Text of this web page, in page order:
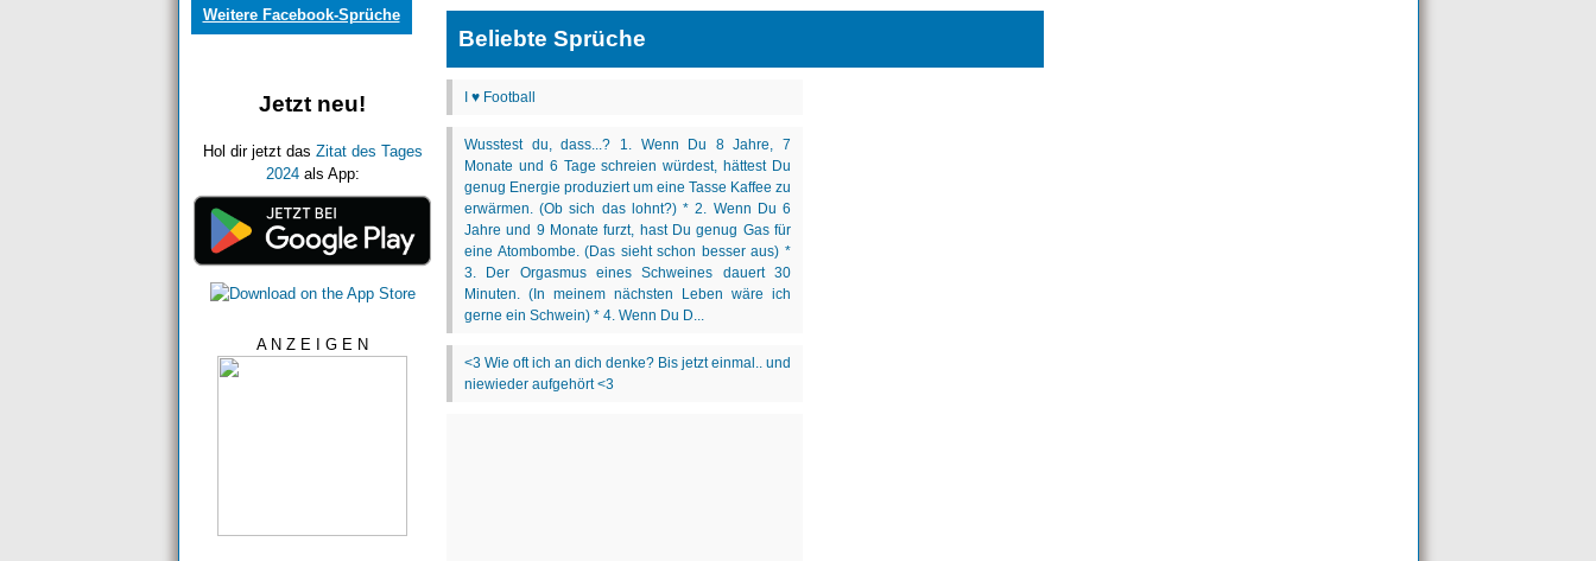
Weitere Facebook-Sprüche
Jetzt neu!
Hol dir jetzt das Zitat des Tages
2024als App:
A N Z E I G E N
Beliebte Sprüche